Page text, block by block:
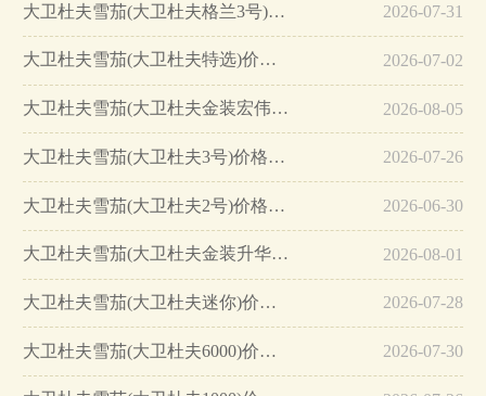
大卫杜夫雪茄(大卫杜夫格兰3号)价格表图 大卫杜夫格兰3号多少钱… 2026-07-31
大卫杜夫雪茄(大卫杜夫特选)价格表图 大卫杜夫特选多少钱… 2026-07-02
大卫杜夫雪茄(大卫杜夫金装宏伟)价格表图 大卫杜夫金装宏伟多少钱… 2026-08-05
大卫杜夫雪茄(大卫杜夫3号)价格表图 大卫杜夫3号价格多少… 2026-07-26
大卫杜夫雪茄(大卫杜夫2号)价格表图 国行大卫杜夫2号雪茄价格多少… 2026-06-30
大卫杜夫雪茄(大卫杜夫金装升华)价格表图 大卫杜夫金装升华雪茄多少钱… 2026-08-01
大卫杜夫雪茄(大卫杜夫迷你)价格表图 大卫杜夫迷你雪茄价格多少… 2026-07-28
大卫杜夫雪茄(大卫杜夫6000)价格表图 大卫杜夫6000雪茄多少钱… 2026-07-30